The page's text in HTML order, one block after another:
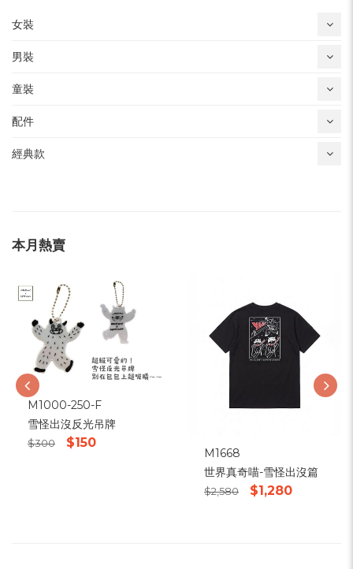
女裝
男裝
童裝
配件
經典款
本月熱賣
M1000-250-F
雪怪出沒反光吊牌
$300 $150
M1668
世界真奇喵-雪怪出沒篇
$2,580 $1,280